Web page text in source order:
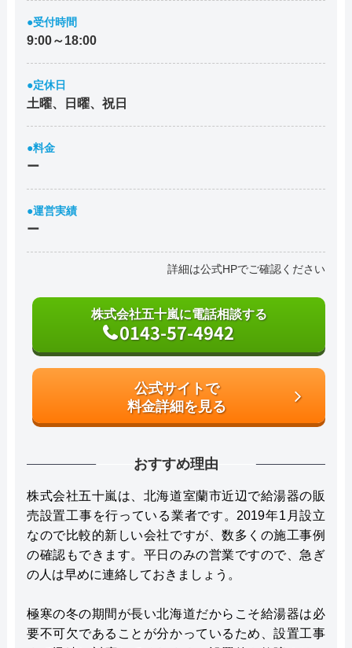
●受付時間
9:00～18:00
●定休日
土曜、日曜、祝日
●料金
ー
●運営実績
ー
詳細は公式HPでご確認ください
株式会社五十嵐に電話相談する
0143-57-4942
公式サイトで
料金詳細を見る
おすすめ理由
株式会社五十嵐は、北海道室蘭市近辺で給湯器の販
売設置工事を行っている業者です。2019年1月設立
なので比較的新しい会社ですが、数多くの施工事例
の確認もできます。平日のみの営業ですので、急ぎ
の人は早めに連絡しておきましょう。
極寒の冬の期間が長い北海道だからこそ給湯器は必
要不可欠であることが分かっているため、設置工事